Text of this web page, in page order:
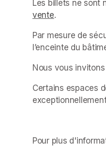
Les billets ne sont
vente(opens in a
.
Par mesure de
l’enceinte du
Nous vous
Certains espaces
Pour plus